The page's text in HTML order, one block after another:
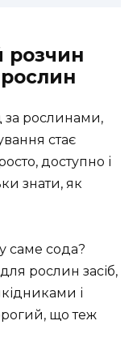
розчин
рослинами,
стає
доступно і
знати, як
саме сода?
рослин засіб,
і
що теж